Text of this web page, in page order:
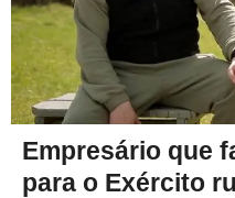
Empresário que
para o Exército